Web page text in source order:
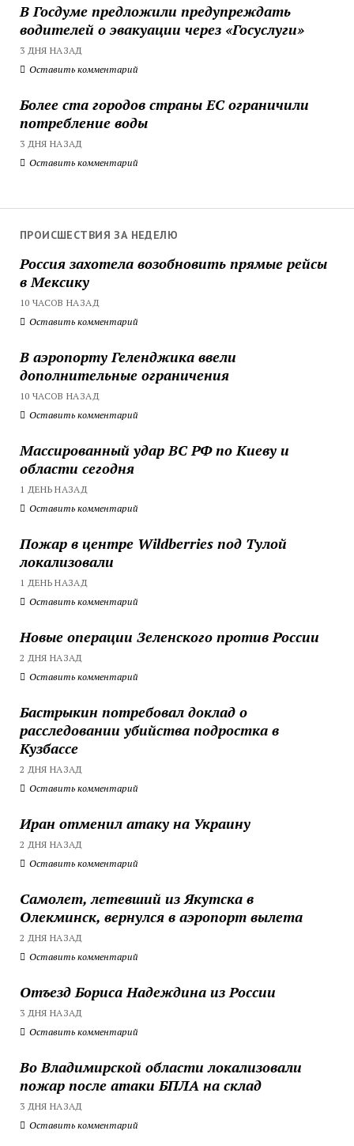
В Госдуме предложили предупреждать
водителей о эвакуации через «Госуслуги»
3 ДНЯ НАЗАД
Оставить комментарий
Более ста городов страны ЕС ограничили
потребление воды
3 ДНЯ НАЗАД
Оставить комментарий
ПРОИСШЕСТВИЯ ЗА НЕДЕЛЮ
Россия захотела возобновить прямые рейсы
в Мексику
10 ЧАСОВ НАЗАД
Оставить комментарий
В аэропорту Геленджика ввели
дополнительные ограничения
10 ЧАСОВ НАЗАД
Оставить комментарий
Массированный удар ВС РФ по Киеву и
области сегодня
1 ДЕНЬ НАЗАД
Оставить комментарий
Пожар в центре Wildberries под Тулой
локализовали
1 ДЕНЬ НАЗАД
Оставить комментарий
Новые операции Зеленского против России
2 ДНЯ НАЗАД
Оставить комментарий
Бастрыкин потребовал доклад о
расследовании убийства подростка в
Кузбассе
2 ДНЯ НАЗАД
Оставить комментарий
Иран отменил атаку на Украину
2 ДНЯ НАЗАД
Оставить комментарий
Самолет, летевший из Якутска в
Олекминск, вернулся в аэропорт вылета
2 ДНЯ НАЗАД
Оставить комментарий
Отъезд Бориса Надеждина из России
3 ДНЯ НАЗАД
Оставить комментарий
Во Владимирской области локализовали
пожар после атаки БПЛА на склад
3 ДНЯ НАЗАД
Оставить комментарий